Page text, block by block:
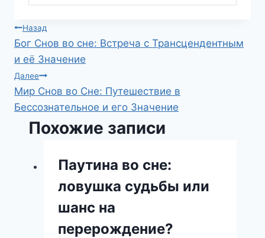
Навигация
по
записям
Назад
Бог Снов во сне: Встреча с Трансцендентным
и её Значение
Далее
Мир Снов во Сне: Путешествие в
Бессознательное и его Значение
Похожие записи
Паутина во сне:
ловушка судьбы или
шанс на
перерождение?